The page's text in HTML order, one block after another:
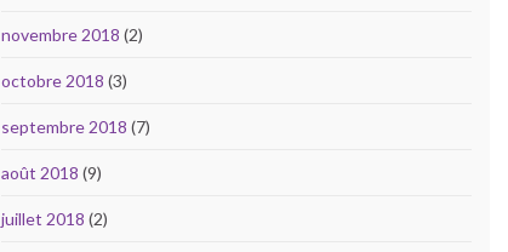
novembre 2018 (2)
octobre 2018 (3)
septembre 2018 (7)
août 2018 (9)
juillet 2018 (2)